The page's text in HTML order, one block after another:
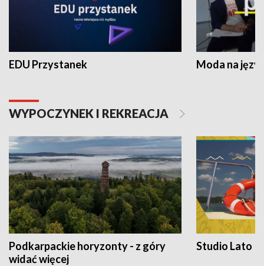
EDU Przystanek Moda na
WYPOCZYNEK I REKREACJA
Podkarpackie horyzonty - z góry
widać więcej
Studio Lato